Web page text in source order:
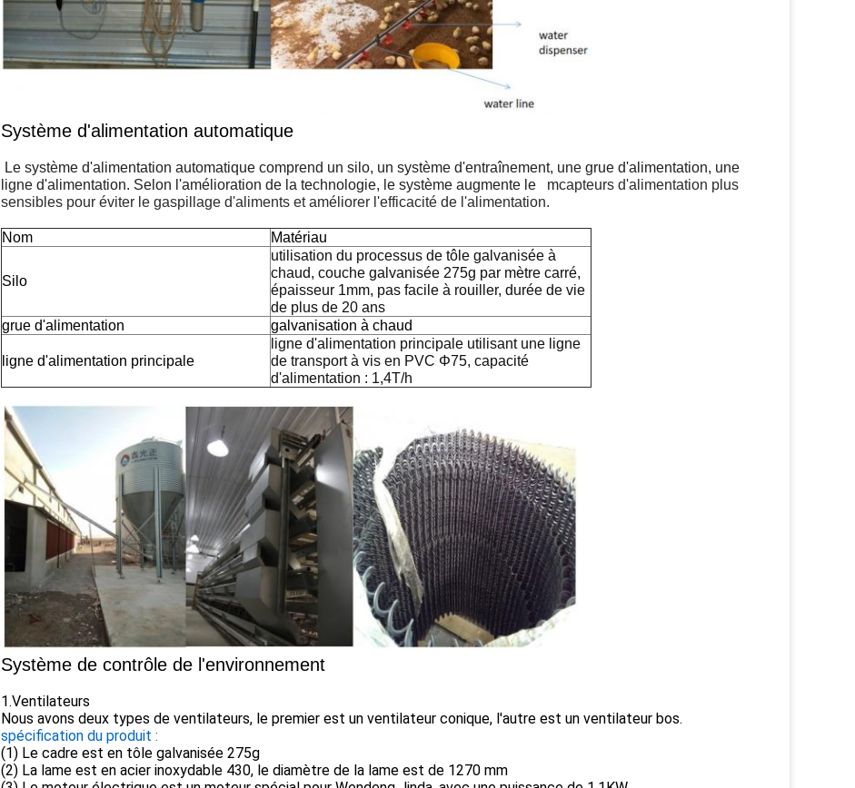
Système d'alimentation automatique
Le système d'alimentation automatique comprend un silo, un système d'entraînement, une grue d'alimentation, une
ligne d'alimentation. Selon l'amélioration de la technologie, le système augmente le mcapteurs d'alimentation plus
sensibles pour éviter le gaspillage d'aliments et améliorer l'efficacité de l'alimentation.
Nom Matériau
Silo
utilisation du processus de tôle galvanisée à
chaud, couche galvanisée 275g par mètre carré,
épaisseur 1mm, pas facile à rouiller, durée de vie
de plus de 20 ans
grue d'alimentation
galvanisation à chaud
ligne d'alimentation principale
ligne d'alimentation principale utilisant une ligne
de transport à vis en PVC Φ75, capacité
d'alimentation : 1,4T/h
Système de contrôle de l'environnement
1.Ventilateurs
Nous avons deux types de ventilateurs, le premier est un ventilateur conique, l'autre est un ventilateur bos.
spécification du produit :
(1) Le cadre est en tôle galvanisée 275g
(2) La lame est en acier inoxydable 430, le diamètre de la lame est de 1270 mm